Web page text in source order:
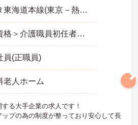
ＪＲ東海道本線(東京－熱海)「藤沢駅」バス・車10分
＜資格＞介護職員初任者研修(旧ヘルパー2級)以上 必須 ＜経験＞不問
員(正職員)
老人ホーム
る大手企業の求人です！
プの為の制度が整っており安心して長